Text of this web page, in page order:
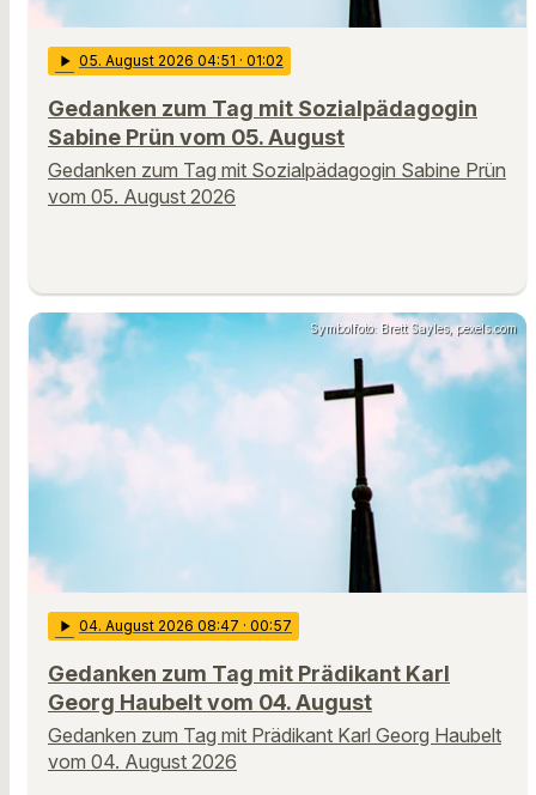
play_arrow 05. August 2026 04:51 · 01:02
Gedanken zum Tag mit Sozialpädagogin
Sabine Prün vom 05. August
Gedanken zum Tag mit Sozialpädagogin Sabine Prün
vom 05. August 2026
Symbolfoto: Brett Sayles, pexels.com
play_arrow 04. August 2026 08:47 · 00:57
Gedanken zum Tag mit Prädikant Karl
Georg Haubelt vom 04. August
Gedanken zum Tag mit Prädikant Karl Georg Haubelt
vom 04. August 2026